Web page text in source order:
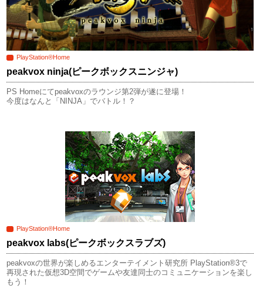
PlayStation®Home
peakvox ninja(ピークボックスニンジャ)
PS Homeにてpeakvoxのラウンジ第2弾が遂に登場！
今度はなんと「NINJA」でバトル！？
PlayStation®Home
peakvox labs(ピークボックスラブズ)
peakvoxの世界が楽しめるエンターテイメント研究所 PlayStation®3で
再現された仮想3D空間でゲームや友達同士のコミュニケーションを楽し
もう！